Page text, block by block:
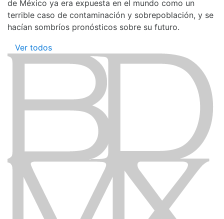
de México ya era expuesta en el mundo como un
terrible caso de contaminación y sobrepoblación, y se
hacían sombríos pronósticos sobre su futuro.
Ver todos